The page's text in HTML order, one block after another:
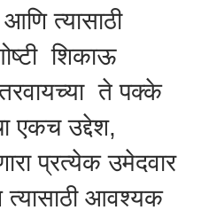
त्यासाठी
शिकाऊ
ते पक्के
एकच उद्देश,
प्रत्येक उमेदवार
त्यासाठी आवश्यक